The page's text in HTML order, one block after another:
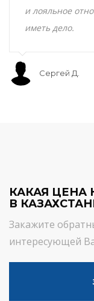
и лояльное
иметь дело.
Сергей Д.
КАКАЯ ЦЕНА
В
Закажите
интересующей